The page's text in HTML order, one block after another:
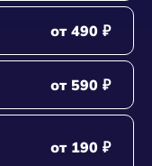
от 490 ₽
от 590 ₽
от 190 ₽